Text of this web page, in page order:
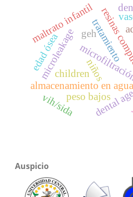
almacenamiento en agua
resinas
microleakage
maltrato infantil
niños
tratamiento
children
dental
edad ósea
peso bajos
vih/sida
geh
Auspicio